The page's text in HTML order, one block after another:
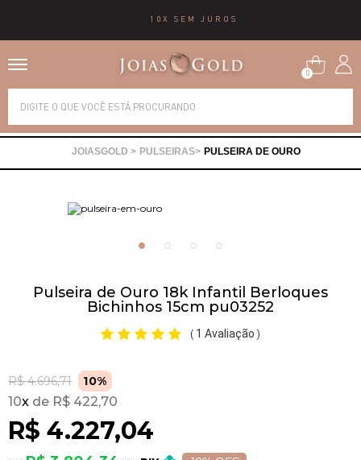
10X SEM JUROS
0
PULSEIRAS PULSEIRA DE OURO
Pulseira de Ouro 18k Infantil Berloques
Bichinhos 15cm pu03252
( 1 Avaliação )
R$ 4.696,71 10%
R$ 4.227,04
10x R$ 422,70
Alianças
Brincos
Gargantilhas
Pulseiras
Piercing